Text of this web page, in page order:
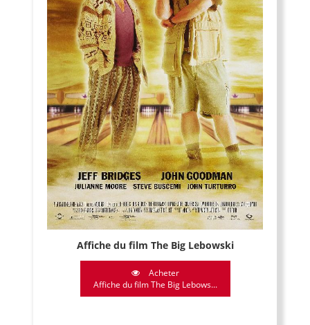
Affiche du film The Big Lebowski
Acheter
Affiche du film The Big Lebows...